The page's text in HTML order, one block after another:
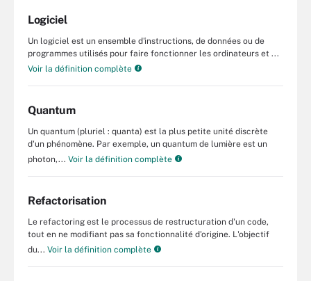
Logiciel
Un logiciel est un ensemble d'instructions, de données ou de
programmes utilisés pour faire fonctionner les ordinateurs et ...
Voir la définition complète
Quantum
Un quantum (pluriel : quanta) est la plus petite unité discrète
d'un phénomène. Par exemple, un quantum de lumière est un
photon,... Voir la définition complète
Refactorisation
Le refactoring est le processus de restructuration d'un code,
tout en ne modifiant pas sa fonctionnalité d'origine. L'objectif
du... Voir la définition complète